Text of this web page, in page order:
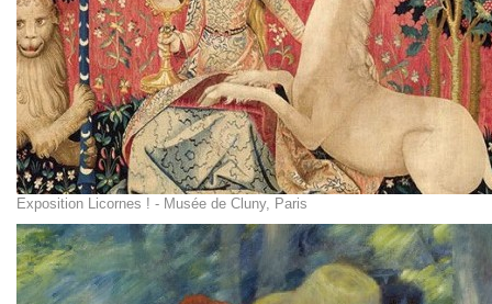
Exposition Licornes ! - Musée de Cluny, Paris